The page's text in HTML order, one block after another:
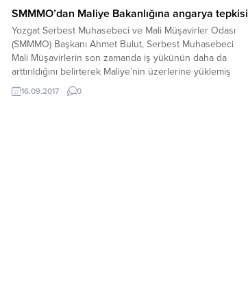
SMMMO’dan Maliye Bakanlığına angarya tepkisi
Yozgat Serbest Muhasebeci ve Mali Müşavirler Odası
(SMMMO) Başkanı Ahmet Bulut, Serbest Muhasebeci
Mali Müşavirlerin son zamanda iş yükünün daha da
arttırıldığını belirterek Maliye’nin üzerlerine yüklemiş
oldukları bilgi ve belge taleplerine tepki gösterdi.
16.09.2017 0